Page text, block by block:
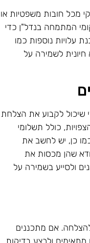
מכל חובות משפטיות או
המתמחה בנדל"ן כדי
נוספות כמו
חיונית לשמירה על
שיכול לקבוע את הצלחת
כולל תשלומי
כן, יש לחשב את
שהן מכסות את
ולסייע בשמירה על
אם מתכננים
ולבצע בדיקות